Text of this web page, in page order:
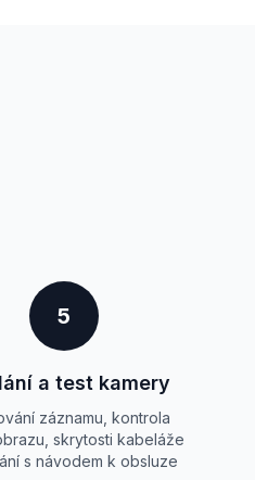
5
a test kamery
záznamu, kontrola
skrytosti kabeláže
s návodem k obsluze